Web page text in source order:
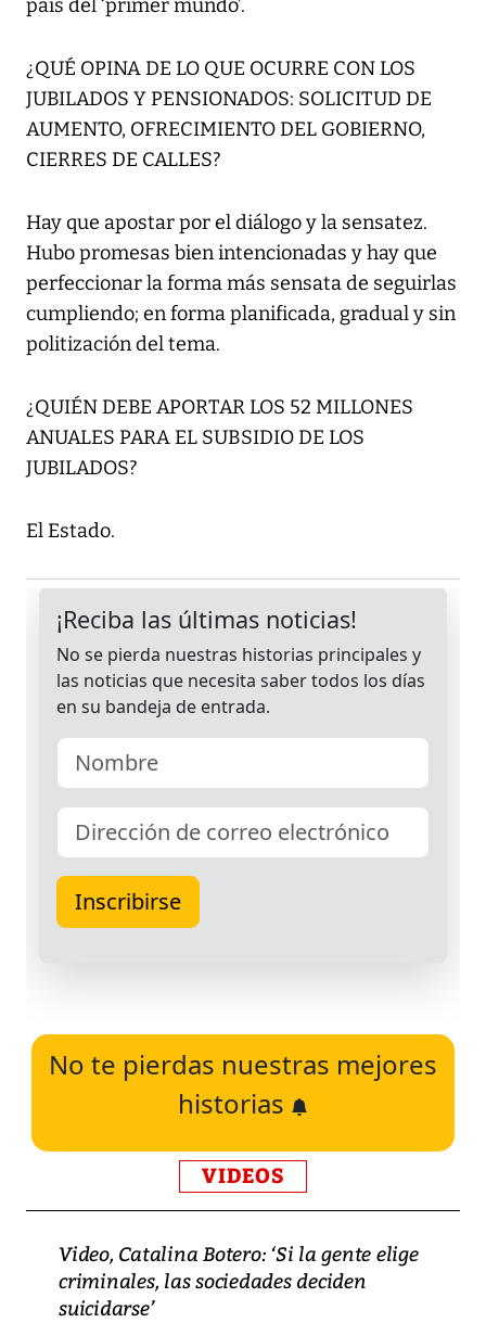
país del ‘primer mundo’.
¿QUÉ OPINA DE LO QUE OCURRE CON LOS
JUBILADOS Y PENSIONADOS: SOLICITUD DE
AUMENTO, OFRECIMIENTO DEL GOBIERNO,
CIERRES DE CALLES?
Hay que apostar por el diálogo y la sensatez.
Hubo promesas bien intencionadas y hay que
perfeccionar la forma más sensata de seguirlas
cumpliendo; en forma planificada, gradual y sin
politización del tema.
¿QUIÉN DEBE APORTAR LOS 52 MILLONES
ANUALES PARA EL SUBSIDIO DE LOS
JUBILADOS?
El Estado.
No te pierdas nuestras mejores
historias
VIDEOS
Video, Catalina Botero: ‘Si la gente elige
criminales, las sociedades deciden
suicidarse’